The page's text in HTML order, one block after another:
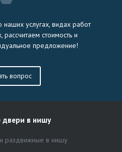
услугах, видах работ
рассчитаем стоимость и
предложение!
вопрос
в нишу
раздвижные в нишу